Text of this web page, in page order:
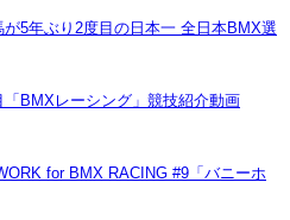
が5年ぶり2度目の日本一 全日本BMX選
「BMXレーシング」競技紹介動画
for BMX RACING #9「バニーホ